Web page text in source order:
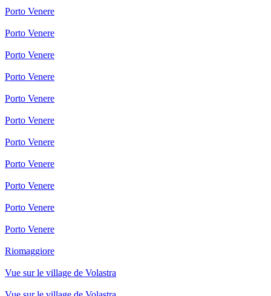
Porto Venere
Porto Venere
Porto Venere
Porto Venere
Porto Venere
Porto Venere
Porto Venere
Porto Venere
Porto Venere
Porto Venere
Porto Venere
Riomaggiore
Vue sur le village de Volastra